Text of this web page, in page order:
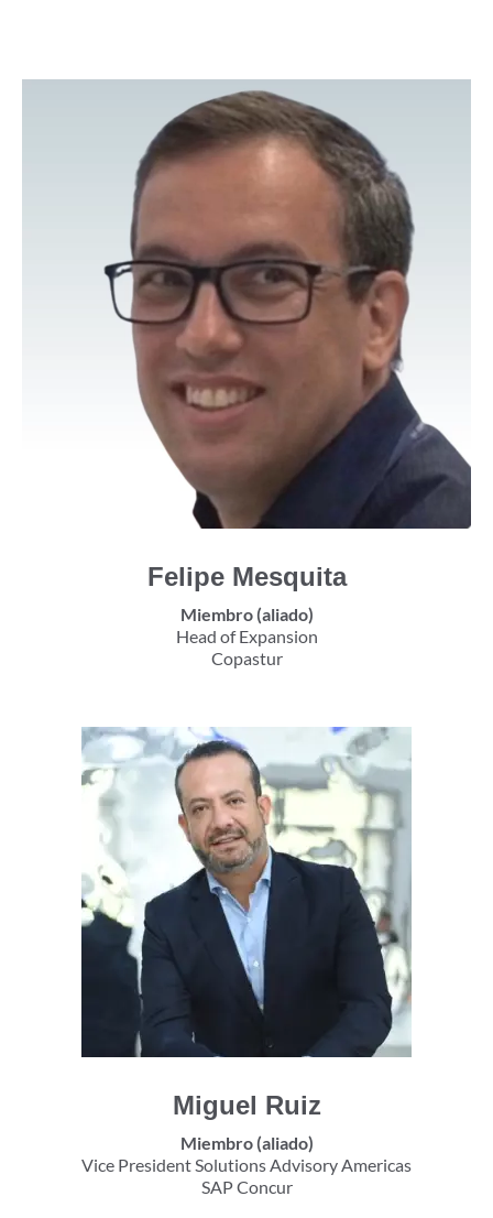
Felipe Mesquita
Miembro (aliado)
Head of Expansion
Copastur
Miguel Ruiz
Miembro (aliado)
Vice President Solutions Advisory Americas
SAP Concur